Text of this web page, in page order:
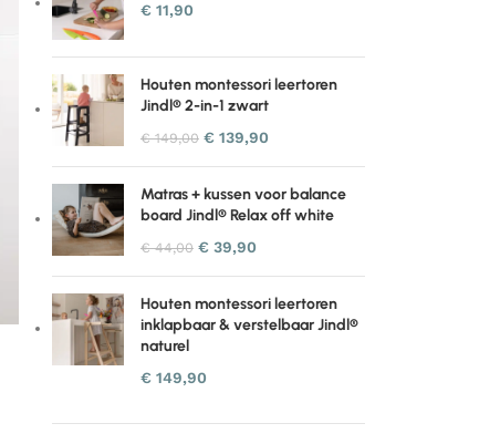
€ 11,90
Houten montessori leertoren
Jindl® 2-in-1 zwart
€149,00 € 139,90
Matras + kussen voor balance
board Jindl® Relax off white
€44,00 € 39,90
Houten montessori leertoren
inklapbaar & verstelbaar Jindl®
naturel
€ 149,90